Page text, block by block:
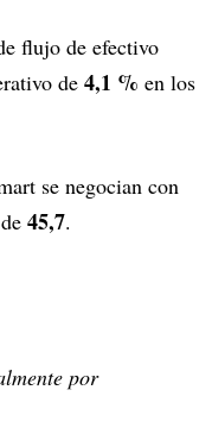
flujo de efectivo
de 4,1 % en los
se negocian con
45,7.
por